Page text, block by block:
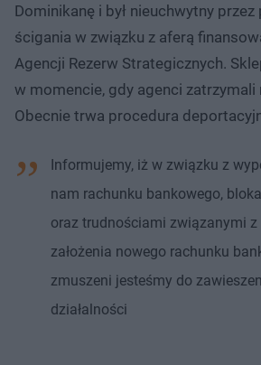
Dominikanę i był nieuchwytny
ścigania w związku z aferą
Agencji Rezerw Strategicznych.
w momencie, gdy agenci zatrzymali
Obecnie trwa procedura
Informujemy, iż w związku z
nam rachunku bankowego,
oraz trudnościami związanymi z
założenia nowego rachunku
zmuszeni jesteśmy do
działalności